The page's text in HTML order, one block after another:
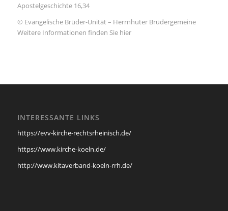
Apostelgeschichte 16,34
© Evangelische Brüder-Unität – Herrnhuter Brüdergemeine
Weitere Informationen finden Sie hier
INTERESSANTE LINKS
https://evv-kirche-rechtsrheinisch.de/
https://www.kirche-koeln.de/
http://www.kitaverband-koeln-rrh.de/